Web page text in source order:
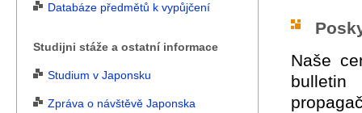
Databáze předmětů k vypůjčení
Studijni stáže a ostatní informace
Studium v Japonsku
Zpráva o návštěvě Japonska
Naše
bulletin